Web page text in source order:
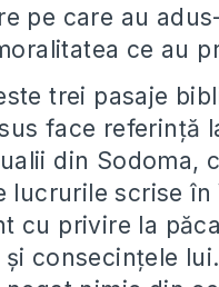
pe care au
ce au
trei pasaje
face referinţă
din Sodoma,
lucrurile scrise în
cu privire la
consecinţele